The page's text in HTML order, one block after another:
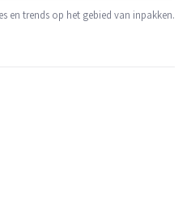
2x per week verzonden
en trends op het gebied van inpakken.